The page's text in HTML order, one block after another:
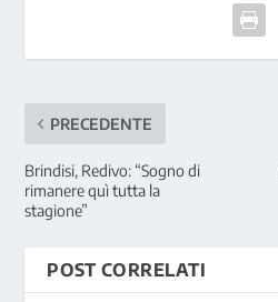
PRECEDENTE
Brindisi, Redivo: “Sogno di
rimanere quì tutta la
stagione”
POST CORRELATI